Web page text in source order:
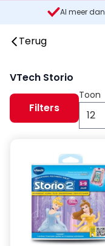
Al meer dan
Terug
VTech Storio
Filters
Toon